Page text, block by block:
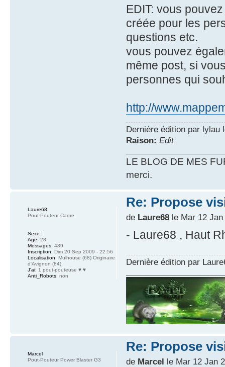
EDIT: vous
créée pour les
questions etc.
vous pouvez
même post, si
personnes qui
http://
Dernière édition par lylau
Raison: Edit
LE BLOG DE MES
merci.
Re: Propose
de Laure68le Mar 12 Jan
- Laure68 , Haut
Dernière édition par
Laure68
Pout-Pouteur Cadre
Sexe:
Age: 28
Messages: 489
Inscription: Dim 20 Sep 2009 - 22:56
Localisation: Mulhouse (68) Originaire
d'Avignon (84)
J'ai: 1 pout-pouteuse ♥ ♥
Anti_Robots: non
Re: Propose
de Marcel le Mar 12 Jan
Marcel
Pout-Pouteur Power Blaster G3